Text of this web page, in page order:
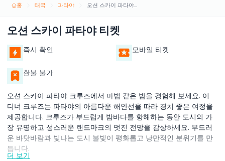
홈 태국 파타야 오션 스카이 파타야 티켓
오션 스카이 파타야 티켓
즉시 확인 모바일 티켓
환불 불가
오션 스카이 파타야 크루즈에서 마법 같은 밤을 경험해 보세요. 이
디너 크루즈는 파타야의 아름다운 해안선을 따라 경치 좋은 여정을
제공합니다. 크루즈가 부드럽게 밤바다를 항해하는 동안 도시의 가
장 유명하고 성스러운 랜드마크의 멋진 전망을 감상하세요. 부드러
운 바닷바람과 빛나는 도시 불빛이 평화롭고 낭만적인 분위기를 만
듭니다.
더 보기